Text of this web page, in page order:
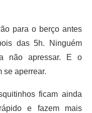
para o berço antes
das 5h. Ninguém
não apressar. E o
se aperrear.
ficam ainda
e fazem mais